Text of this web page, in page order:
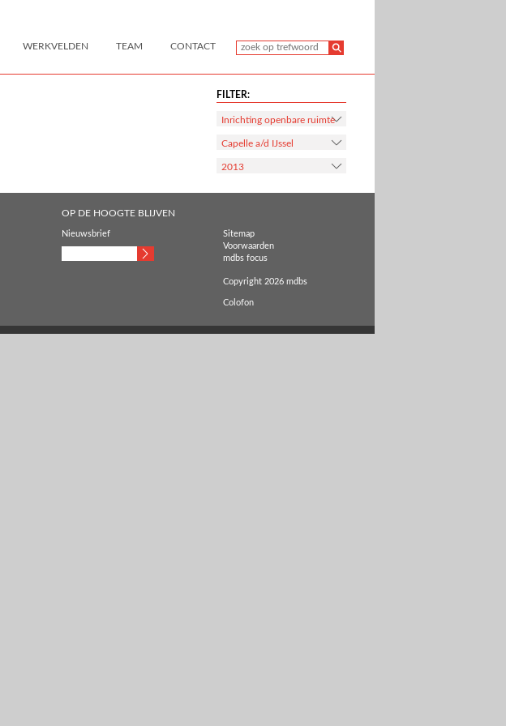
WERKVELDEN TEAM CONTACT
FILTER:
Inrichting openbare ruimte
Capelle a/d IJssel
2013
OP DE HOOGTE BLIJVEN
Nieuwsbrief
Sitemap
Voorwaarden
mdbs focus
Copyright 2026 mdbs
Colofon